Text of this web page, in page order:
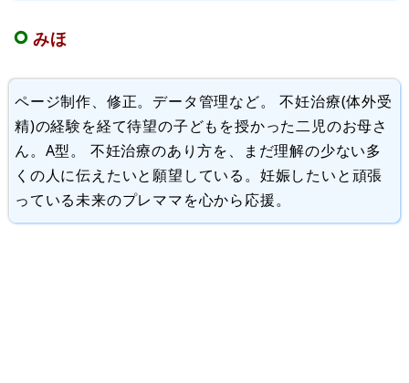
みほ
ページ制作、修正。データ管理など。 不妊治療(体外受
精)の経験を経て待望の子どもを授かった二児のお母さ
ん。A型。 不妊治療のあり方を、まだ理解の少ない多
くの人に伝えたいと願望している。妊娠したいと頑張
っている未来のプレママを心から応援。